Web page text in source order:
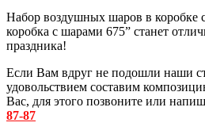
Набор воздушных шаров в коробке
коробка с шарами 675” станет
праздника!
Если Вам вдруг не подошли наши
удовольствием составим
Вас, для этого позвоните или
87-87